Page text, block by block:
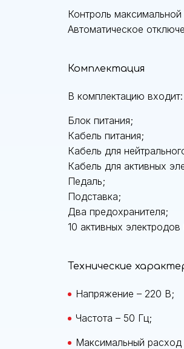
Контроль
Автоматическое
Комплектация
В комплектацию входит:
Блок питания;
Кабель питания;
Кабель для
Кабель для активных
Педаль;
Подставка;
Два предохранителя;
10 активных
Технические
Напряжение – 220 B;
Частота – 50 Гц;
Максимальный